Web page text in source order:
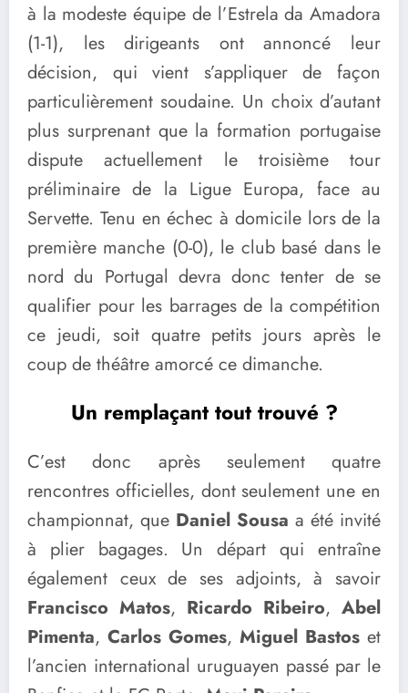
à la modeste équipe de l’Estrela da Amadora
(1-1), les dirigeants ont annoncé leur
décision, qui vient s’appliquer de façon
particulièrement soudaine. Un choix d’autant
plus surprenant que la formation portugaise
dispute actuellement le troisième tour
préliminaire de la Ligue Europa, face au
Servette. Tenu en échec à domicile lors de la
première manche (0-0), le club basé dans le
nord du Portugal devra donc tenter de se
qualifier pour les barrages de la compétition
ce jeudi, soit quatre petits jours après le
coup de théâtre amorcé ce dimanche.
Un remplaçant tout trouvé ?
C’est donc après seulement quatre
rencontres officielles, dont seulement une en
championnat, que Daniel Sousa a été invité
à plier bagages. Un départ qui entraîne
également ceux de ses adjoints, à savoir
Francisco Matos, Ricardo Ribeiro, Abel
Pimenta, Carlos Gomes, Miguel Bastos et
l’ancien international uruguayen passé par le